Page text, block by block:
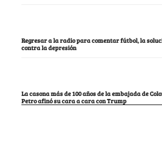
Regresar a la radio para comentar fútbol, la
contra la depresión
La casona más de 100 años de la embajada de
Petro afinó su cara a cara con Trump